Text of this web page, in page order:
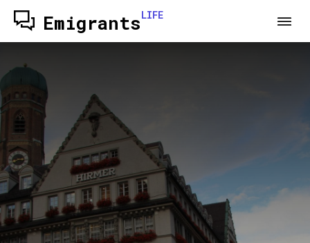
EmigrantsLIFE